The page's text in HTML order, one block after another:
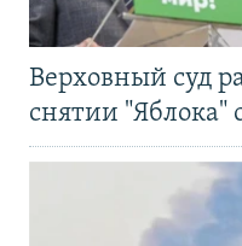
Верховный суд
снятии "Яблока"